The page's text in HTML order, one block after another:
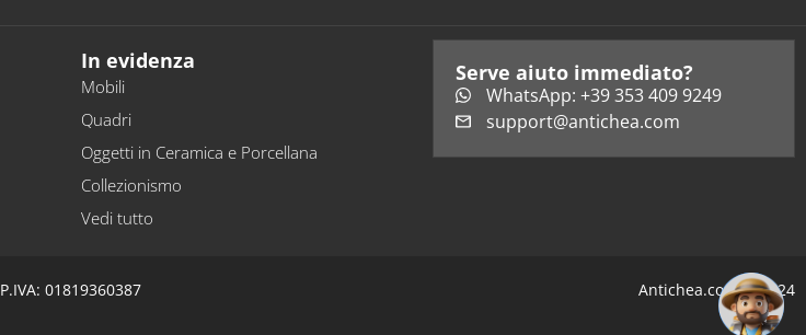
In evidenza
Mobili
Quadri
Oggetti in Ceramica e Porcellana
Collezionismo
Vedi tutto
Serve aiuto immediato?
WhatsApp: +39 353 409 9249
support@antichea.com
P.IVA: 01819360387 Antichea.com © 2024